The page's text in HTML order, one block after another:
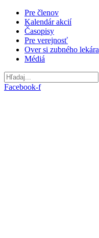
Preskočiť
obsah
Pre členov
Kalendár akcií
Časopisy
Pre verejnosť
Over si zubného lekára
Médiá
Facebook-f